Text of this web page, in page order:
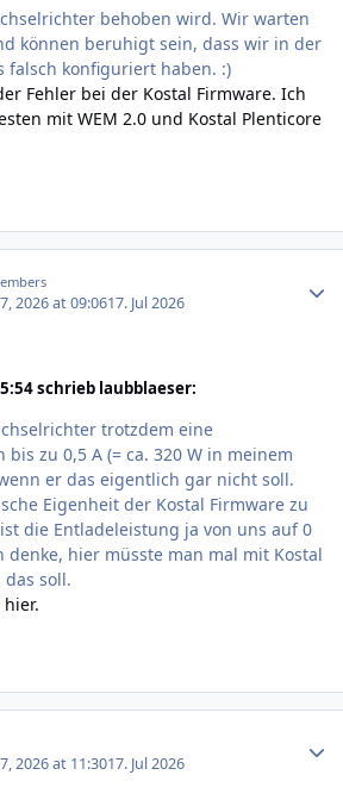
behoben wird. Wir warten
können beruhigt sein, dass wir in der
falsch konfiguriert haben. :)
Fehler bei der Kostal Firmware. Ich
mit WEM 2.0 und Kostal Plenticore
2026 at 09:0617. Jul 2026
schrieb laubblaeser:
trotzdem eine
zu 0,5 A (= ca. 320 W in meinem
er das eigentlich gar nicht soll.
Eigenheit der Kostal Firmware zu
die Entladeleistung ja von uns auf 0
denke, hier müsste man mal mit Kostal
soll.
2026 at 11:3017. Jul 2026